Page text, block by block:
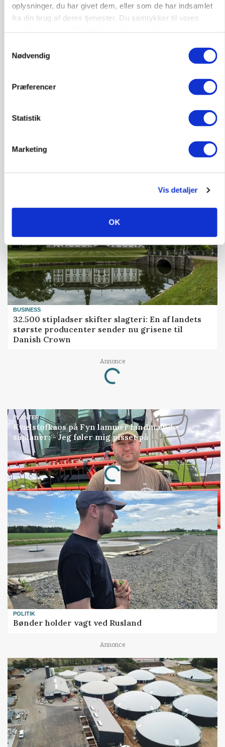
oplysninger, du har givet dem, eller som de har indsamlet
fra din brug af deres tjenester. Du samtykker til vores
Nødvendig
Præferencer
Statistik
Marketing
Vis detaljer
OK
Danish Crown slår igen i noteringsstrid: Tysk
gab er 3 kroner – ikke 4,30
BUSINESS
32.500 stipladser skifter slagteri: En af landets
største producenter sender nu grisene til
Danish Crown
Annonce
Loading...
PLANTER
Kvælstofkaos på Fyn lammer landmænds
såplaner: - Jeg føler mig pisset på
Annonce
Loading...
POLITIK
Bønder holder vagt ved Rusland
Annonce